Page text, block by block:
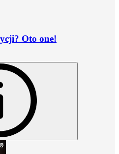
Oto one!